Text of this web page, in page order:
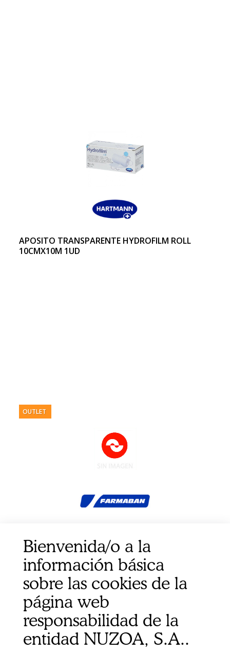
APOSITO TRANSPARENTE HYDROFILM ROLL
10CMX10M 1UD
OUTLET
10x10cm 50U
Bienvenida/o a la
información básica
sobre las cookies de la
página web
responsabilidad de la
entidad NUZOA, S.A..